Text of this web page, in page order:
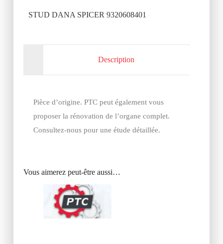
STUD DANA SPICER 9320608401
Description
Pièce d’origine. PTC peut également vous
proposer la rénovation de l’organe complet.
Consultez-nous pour une étude détaillée.
Vous aimerez peut-être aussi…